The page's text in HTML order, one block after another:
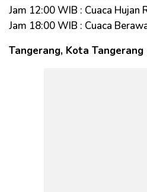
Jam 12:00 WIB : Cuaca Hujan
Jam 18:00 WIB : Cuaca
Tangerang, Kota Tangerang